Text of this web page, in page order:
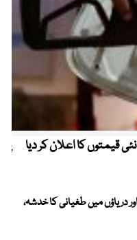
قیمتوں کا اعلان کر دیا
اور دریاؤں میں طغیانی کا خدشہ،